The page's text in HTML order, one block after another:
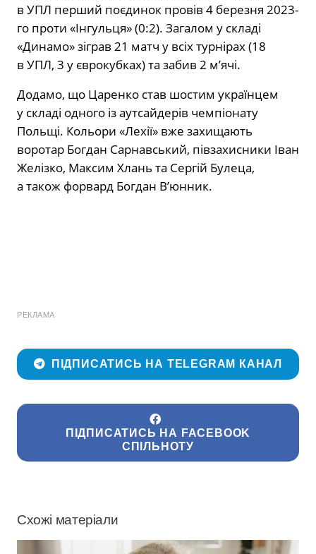
в УПЛ перший поєдинок провів 4 березня 2023-
го проти «Інгульця» (0:2). Загалом у складі
«Динамо» зіграв 21 матч у всіх турнірах (18
в УПЛ, 3 у єврокубках) та забив 2 м’ячі.
Додамо, що Царенко став шостим українцем
у складі одного із аутсайдерів чемпіонату
Польщі. Кольори «Лехії» вже захищають
воротар Богдан Сарнавський, півзахисники Іван
Желізко, Максим Хлань та Сергій Булеца,
а також форвард Богдан В’юнник.
РЕКЛАМА
ПІДПИСАТИСЬ НА TELEGRAM КАНАЛ
ПІДПИСАТИСЬ НА FACEBOOK
СПІЛЬНОТУ
Схожі матеріали